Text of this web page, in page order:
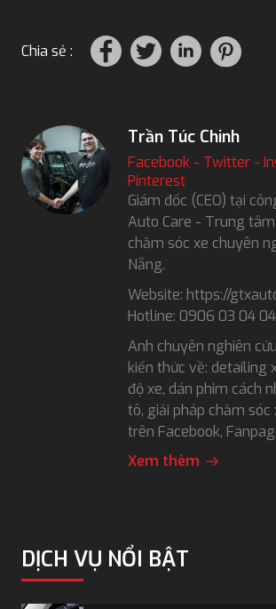
Chia sẻ :
Trần Túc Chinh
Facebook - Twitter -
Pinterest
Giám đốc (CEO) tại
Auto Care - Trung
chăm sóc xe chuyên
Nẵng.
Website: https://
Hotline: 0906 03 04 04
Anh chuyên nghiên
kiến thức về: detailing
độ xe, dán phim cách
tô, giải pháp chăm sóc
trên Facebook,
Xem thêm
DỊCH VỤ NỔI BẬT